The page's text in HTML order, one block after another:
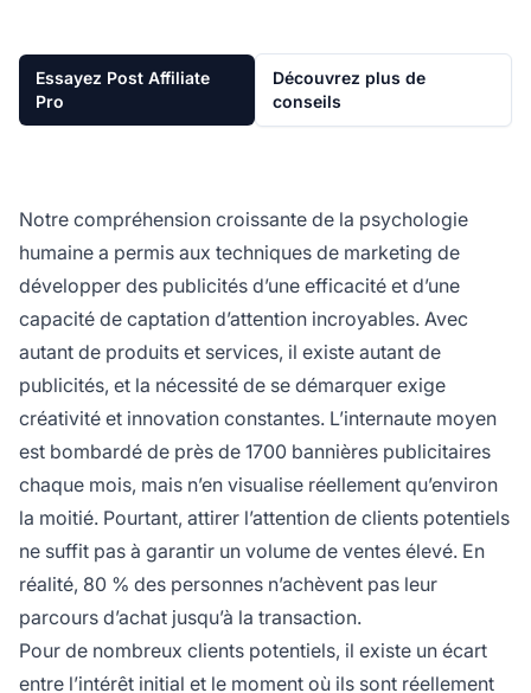
Essayez Post Affiliate
Pro
Découvrez plus de
conseils
Notre compréhension croissante de la psychologie
humaine a permis aux techniques de marketing de
développer des publicités d’une efficacité et d’une
capacité de captation d’attention incroyables. Avec
autant de produits et services, il existe autant de
publicités, et la nécessité de se démarquer exige
créativité et innovation constantes. L’internaute moyen
est bombardé de près de 1700 bannières publicitaires
chaque mois, mais n’en visualise réellement qu’environ
la moitié. Pourtant, attirer l’attention de clients potentiels
ne suffit pas à garantir un volume de ventes élevé. En
réalité, 80 % des personnes n’achèvent pas leur
parcours d’achat jusqu’à la transaction.
Pour de nombreux clients potentiels, il existe un écart
entre l’intérêt initial et le moment où ils sont réellement